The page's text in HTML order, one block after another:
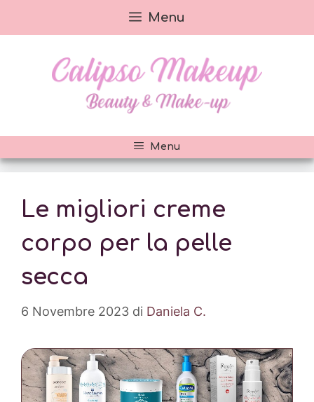
al
Menu
Menu
Le migliori creme
corpo per la pelle
secca
6 Novembre 2023 di Daniela C.